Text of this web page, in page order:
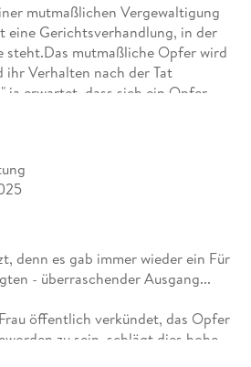
mutmaßlichen Vergewaltigung
eine Gerichtsverhandlung, in der
steht.Das mutmaßliche Opfer wird
Verhalten nach der Tat
ja erwartet, dass sich ein Opfer
macht wirklich wütend und
zu urteilen, wenn
und das Gesetz einem schon
sich nehmen müssen, nur um
stellt das Stück die
Missbrauch eigentlich anfängt.Kurz,
kann es auf jeden Fall empfehlen.
denn es gab immer wieder ein Für
- überraschender Ausgang...
öffentlich verkündet, das Opfer
zu sein, schlägt dies hohe